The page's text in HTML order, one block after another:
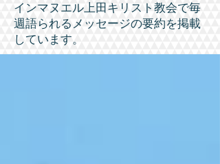
​インマヌエル上田キリスト教会で毎
週語られるメッセージの要約を掲載
しています。